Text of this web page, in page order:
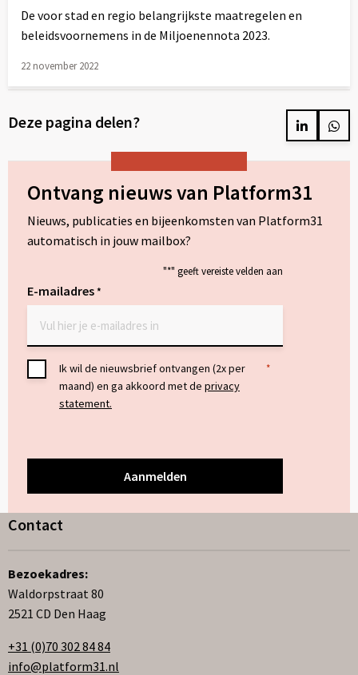
De voor stad en regio belangrijkste maatregelen en
beleidsvoornemens in de Miljoenennota 2023.
22 november 2022
over
Deze pagina delen?
Delen
LinkedIn
Ontvang nieuws van Platform31
Nieuws, publicaties en bijeenkomsten van Platform31
automatisch in jouw mailbox?
"*" geeft vereiste velden aan
E-mailadres*
Toestemming
Ik wil de nieuwsbrief ontvangen (2x per
maand) en ga akkoord met de privacy
statement.
*
Contact
Bezoekadres:
Waldorpstraat 80
2521 CD Den Haag
+31 (0)70 302 84 84
info@platform31.nl